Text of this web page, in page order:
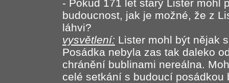
- Pokud 171 let starý Lister mohl
budoucnost, jak je možné, že z
láhvi?
vysvětlení: Lister mohl být nějak
Posádka nebyla zas tak daleko
chránění bublinami nereálna.
celé setkání s budoucí